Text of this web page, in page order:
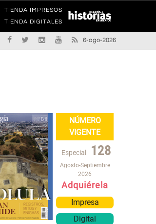
TIENDA IMPRESOS
TIENDA DIGITALES
6-ago-2026
NÚMERO
VIGENTE
Especial 128
Agosto-Septiembre
2026
Adquiérela
Impresa
Digital